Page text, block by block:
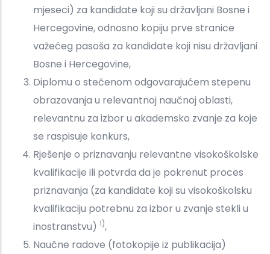
mjeseci) za kandidate koji su državljani Bosne i
Hercegovine, odnosno kopiju prve stranice
važećeg pasoša za kandidate koji nisu državljani
Bosne i Hercegovine,
Diplomu o stečenom odgovarajućem stepenu
obrazovanja u relevantnoj naučnoj oblasti,
relevantnu za izbor u akademsko zvanje za koje
se raspisuje konkurs,
Rješenje o priznavanju relevantne visokoškolske
kvalifikacije ili potvrda da je pokrenut proces
priznavanja (za kandidate koji su visokoškolsku
kvalifikaciju potrebnu za izbor u zvanje stekli u
inostranstvu) 1),
Naučne radove (fotokopije iz publikacija)